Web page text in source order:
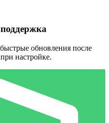
обновления после
настройке.